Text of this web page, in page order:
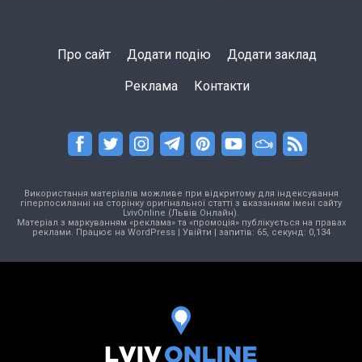
Про сайт Додати подію Додати заклад
Реклама Контакти
Використання матеріалів можливе при відкритому для індексування
гіперпосиланні на сторінку оригінальної статті з вказанням імені сайту
LvivOnline (Львів Онлайн).
Матеріал з маркуванням «реклама» та «промоція» публікується на правах
реклами. Працює на WordPress| Увійти | запитів: 65, секунд: 0,134